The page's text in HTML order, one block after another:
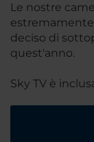
Le nostre
deciso di
quest'anno.
Sky TV è